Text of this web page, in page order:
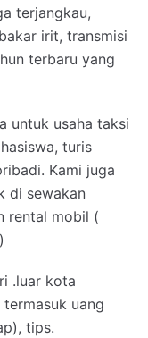
terjangkau,
irit, transmisi
terbaru yang
untuk usaha taksi
turis
Kami juga
di sewakan
rental mobil (
.luar kota
uang
tips.